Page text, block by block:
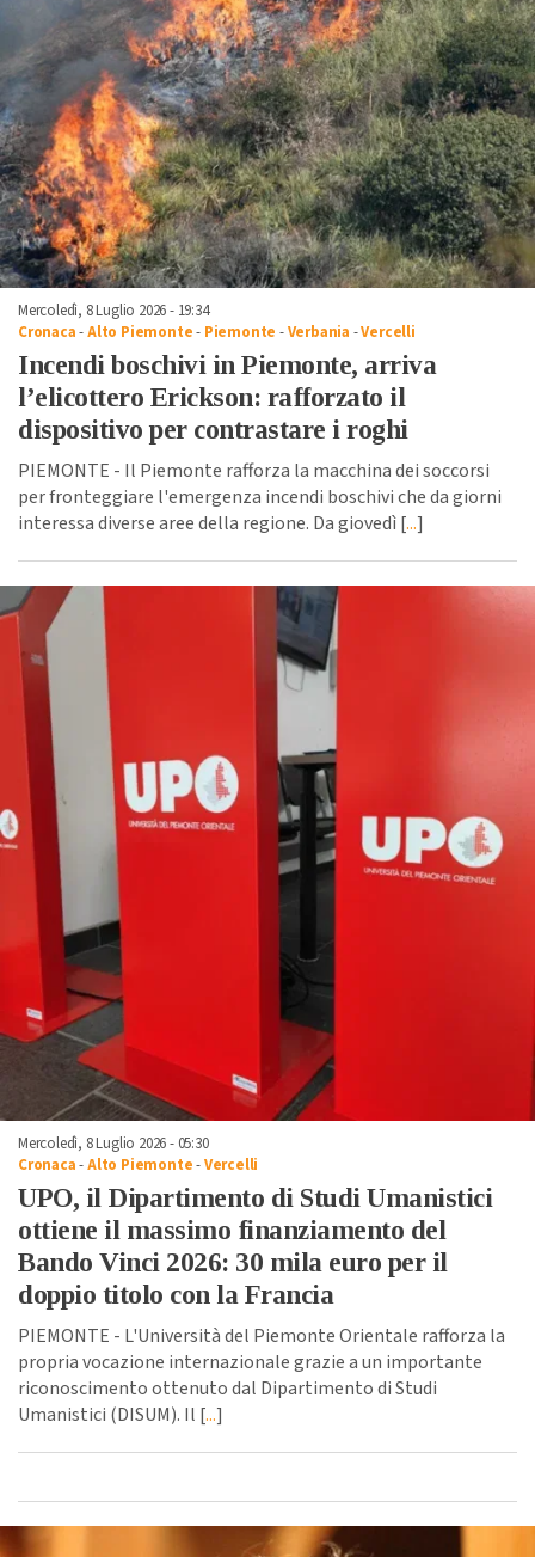
Mercoledì, 8 Luglio 2026 - 19:34
Cronaca-Alto Piemonte- Piemonte -Verbania -Vercelli
Incendi boschivi in Piemonte, arriva
l’elicottero Erickson: rafforzato il
dispositivo per contrastare i roghi
PIEMONTE - Il Piemonte rafforza la macchina dei soccorsi
per fronteggiare l'emergenza incendi boschivi che da giorni
interessa diverse aree della regione. Da giovedì [...]
Mercoledì, 8 Luglio 2026 - 05:30
Cronaca-Alto Piemonte-Vercelli
UPO, il Dipartimento di Studi Umanistici
ottiene il massimo finanziamento del
Bando Vinci 2026: 30 mila euro per il
doppio titolo con la Francia
PIEMONTE - L'Università del Piemonte Orientale rafforza la
propria vocazione internazionale grazie a un importante
riconoscimento ottenuto dal Dipartimento di Studi
Umanistici (DISUM). Il [...]